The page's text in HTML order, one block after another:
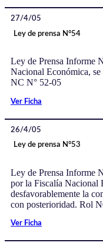
27/4/05
Ley de prensa N°54
Ley de Prensa Informe
Nacional Económica,
NC N° 52-05
Ver Ficha
26/4/05
Ley de prensa N°53
Ley de Prensa Informe
por la Fiscalía Nacional
desfavorablemente la
con posterioridad. Rol
Ver Ficha